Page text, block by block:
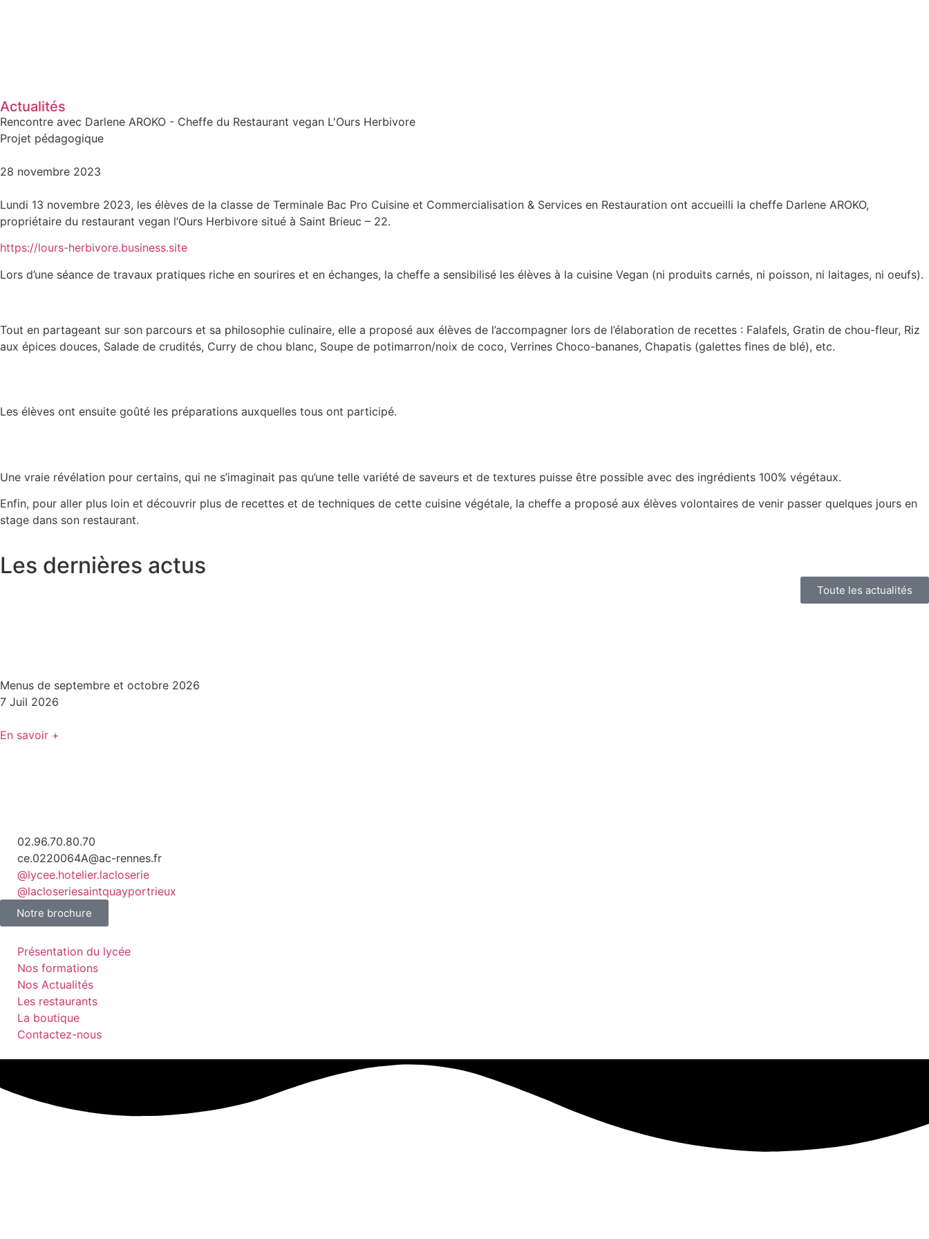
Actualités
Rencontre avec Darlene AROKO - Cheffe du Restaurant vegan L'Ours Herbivore
Projet pédagogique
28 novembre 2023
Lundi 13 novembre 2023, les élèves de la classe de Terminale Bac Pro Cuisine et Commercialisation & Services en Restauration ont accueilli la cheffe Darlene AROKO,
propriétaire du restaurant vegan l’Ours Herbivore situé à Saint Brieuc – 22.
https://lours-herbivore.business.site
Lors d’une séance de travaux pratiques riche en sourires et en échanges, la cheffe a sensibilisé les élèves à la cuisine Vegan (ni produits carnés, ni poisson, ni laitages, ni oeufs).
Tout en partageant sur son parcours et sa philosophie culinaire, elle a proposé aux élèves de l’accompagner lors de l’élaboration de recettes : Falafels, Gratin de chou-fleur, Riz
aux épices douces, Salade de crudités, Curry de chou blanc, Soupe de potimarron/noix de coco, Verrines Choco-bananes, Chapatis (galettes fines de blé), etc.
Les élèves ont ensuite goûté les préparations auxquelles tous ont participé.
Une vraie révélation pour certains, qui ne s’imaginait pas qu’une telle variété de saveurs et de textures puisse être possible avec des ingrédients 100% végétaux.
Enfin, pour aller plus loin et découvrir plus de recettes et de techniques de cette cuisine végétale, la cheffe a proposé aux élèves volontaires de venir passer quelques jours en
stage dans son restaurant.
Les dernières actus
Toute les actualités
Menus de septembre et octobre 2026
7 Juil 2026
En savoir +
02.96.70.80.70
ce.0220064A@ac-rennes.fr
@lycee.hotelier.lacloserie
@lacloseriesaintquayportrieux
Notre brochure
Présentation du lycée
Nos formations
Nos Actualités
Les restaurants
La boutique
Contactez-nous